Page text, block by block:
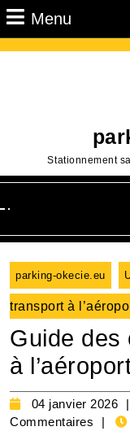
Passer
au
Menu
Stationnement
parking-okecie.eu
transport à
Guide des
à
04 janvier 2026
Commentaires